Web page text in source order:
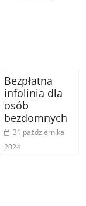
Bezpłatna
infolinia dla
osób
bezdomnych
31 października
2024